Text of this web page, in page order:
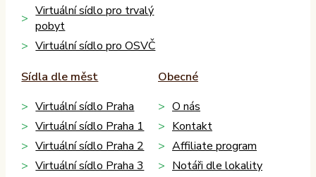
Virtuální sídlo pro trvalý
pobyt
Virtuální sídlo pro OSVČ
Sídla dle měst
Virtuální sídlo Praha
Virtuální sídlo Praha 1
Virtuální sídlo Praha 2
Virtuální sídlo Praha 3
Obecné
O nás
Kontakt
Affiliate program
Notáři dle lokality